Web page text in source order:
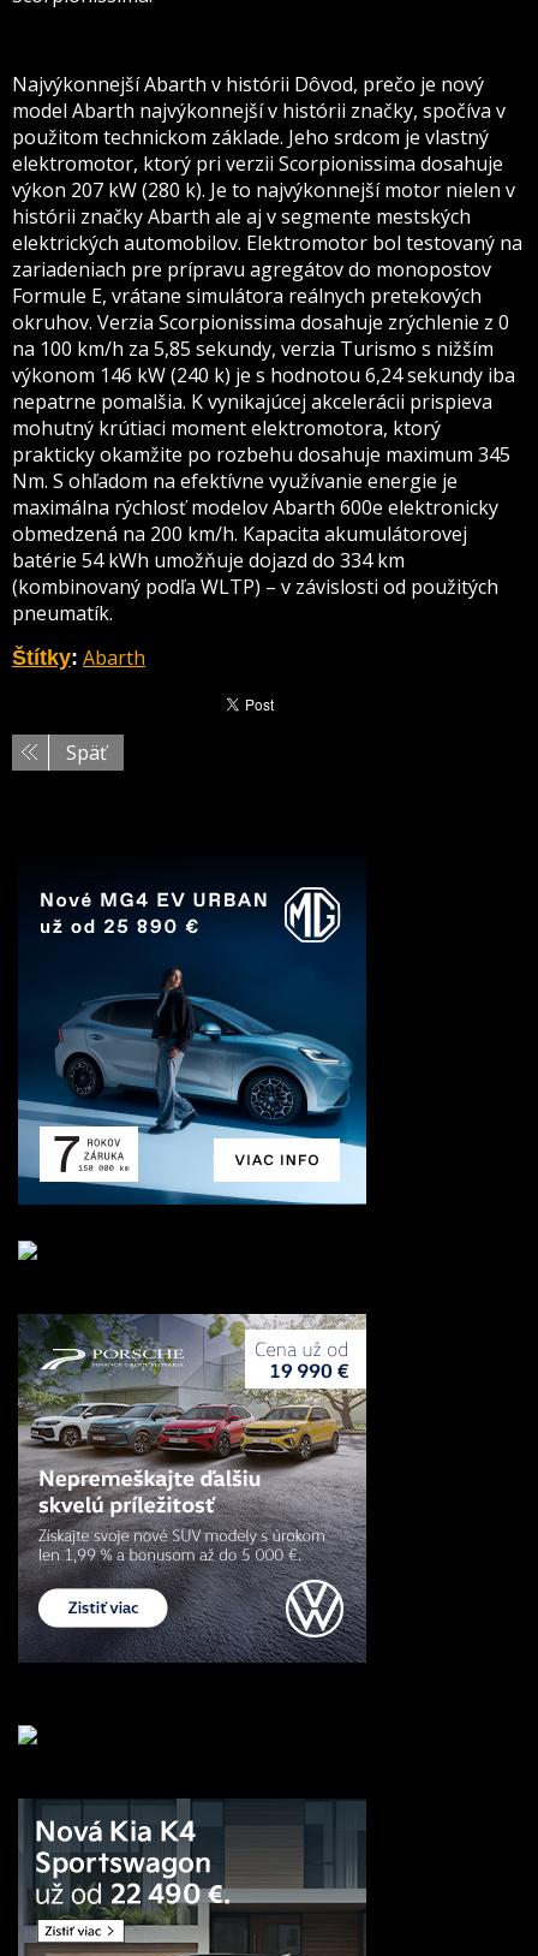
Najvýkonnejší Abarth v histórii Dôvod, prečo je nový
model Abarth najvýkonnejší v histórii značky, spočíva v
použitom technickom základe. Jeho srdcom je vlastný
elektromotor, ktorý pri verzii Scorpionissima dosahuje
výkon 207 kW (280 k). Je to najvýkonnejší motor nielen v
histórii značky Abarth ale aj v segmente mestských
elektrických automobilov. Elektromotor bol testovaný na
zariadeniach pre prípravu agregátov do monopostov
Formule E, vrátane simulátora reálnych pretekových
okruhov. Verzia Scorpionissima dosahuje zrýchlenie z 0
na 100 km/h za 5,85 sekundy, verzia Turismo s nižším
výkonom 146 kW (240 k) je s hodnotou 6,24 sekundy iba
nepatrne pomalšia. K vynikajúcej akcelerácii prispieva
mohutný krútiaci moment elektromotora, ktorý
prakticky okamžite po rozbehu dosahuje maximum 345
Nm. S ohľadom na efektívne využívanie energie je
maximálna rýchlosť modelov Abarth 600e elektronicky
obmedzená na 200 km/h. Kapacita akumulátorovej
batérie 54 kWh umožňuje dojazd do 334 km
(kombinovaný podľa WLTP) – v závislosti od použitých
pneumatík.
Štítky: Abarth
Späť